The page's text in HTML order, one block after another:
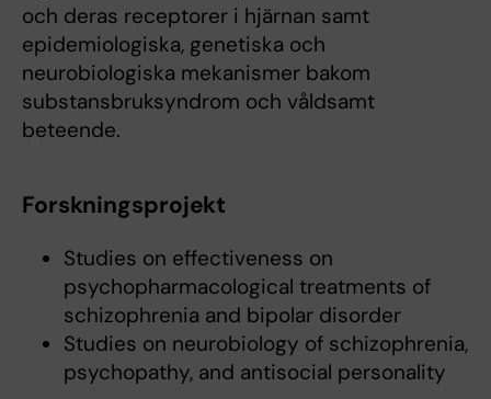
och deras receptorer i hjärnan samt
epidemiologiska, genetiska och
neurobiologiska mekanismer bakom
substansbruksyndrom och våldsamt
beteende.
Forskningsprojekt
Studies on effectiveness on
psychopharmacological treatments of
schizophrenia and bipolar disorder
Studies on neurobiology of schizophrenia,
psychopathy, and antisocial personality